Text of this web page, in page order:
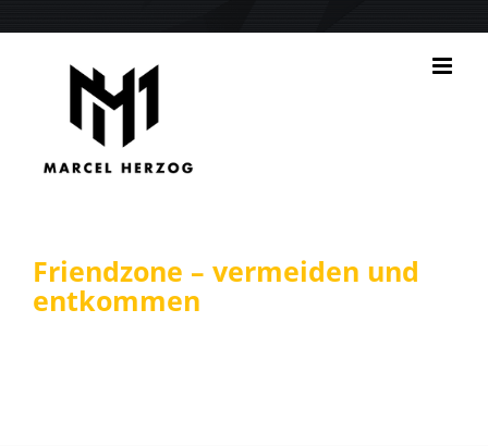
Friendzone – vermeiden und
entkommen